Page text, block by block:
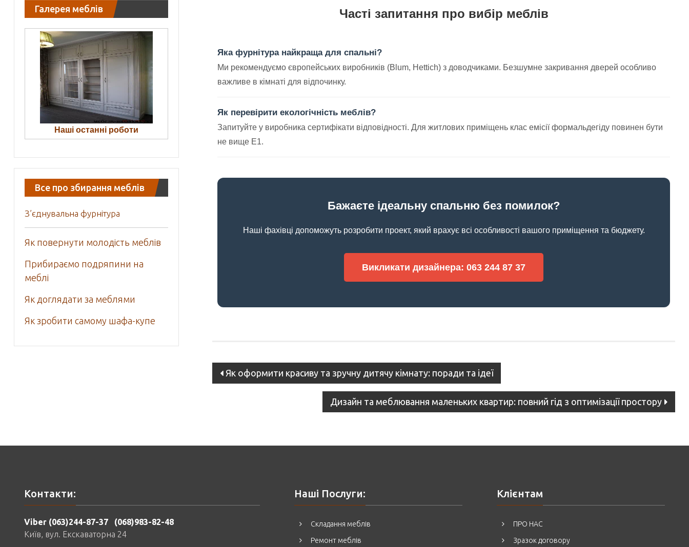
Часті запитання про вибір меблів
Яка фурнітура найкраща для спальні?
Ми рекомендуємо європейських виробників (Blum, Hettich) з доводчиками. Безшумне закривання дверей особливо
важливе в кімнаті для відпочинку.
Як перевірити екологічність меблів?
Запитуйте у виробника сертифікати відповідності. Для житлових приміщень клас емісії формальдегіду повинен бути
не вище E1.
Бажаєте ідеальну спальню без помилок?
Наші фахівці допоможуть розробити проект, який врахує всі особливості вашого приміщення та бюджету.
Викликати дизайнера: 063 244 87 37
Post
Як оформити красиву та зручну дитячу кімнату: поради та ідеї
Дизайн та меблювання маленьких квартир: повний гід з оптимізації простору
Галерея меблів
Наші останні роботи
Все про збирання меблів
З’єднувальна фурнітура
Як повернути молодість меблів
Прибираємо подряпини на
меблі
Як доглядати за меблями
Як зробити самому шафа-купе
Контакти:
Viber (063)244-87-37
(068)983-82-48
Київ, вул. Екскаваторна 24
Наші Послуги:
Складання меблів
Ремонт меблів
Клієнтам
ПРО НАС
Зразок договору